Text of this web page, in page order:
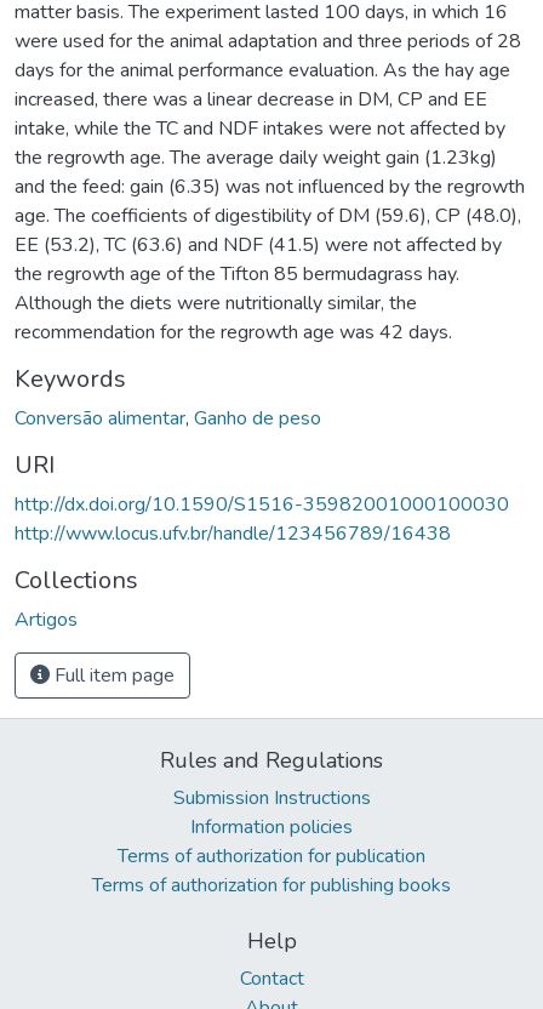
matter basis. The experiment lasted 100 days, in which 16
were used for the animal adaptation and three periods of 28
days for the animal performance evaluation. As the hay age
increased, there was a linear decrease in DM, CP and EE
intake, while the TC and NDF intakes were not affected by
the regrowth age. The average daily weight gain (1.23kg)
and the feed: gain (6.35) was not influenced by the regrowth
age. The coefficients of digestibility of DM (59.6), CP (48.0),
EE (53.2), TC (63.6) and NDF (41.5) were not affected by
the regrowth age of the Tifton 85 bermudagrass hay.
Although the diets were nutritionally similar, the
recommendation for the regrowth age was 42 days.
Keywords
Conversão alimentar, Ganho de peso
URI
http://dx.doi.org/10.1590/S1516-35982001000100030
http://www.locus.ufv.br/handle/123456789/16438
Collections
Artigos
Full item page
Rules and Regulations
Submission Instructions
Information policies
Terms of authorization for publication
Terms of authorization for publishing books
Help
Contact